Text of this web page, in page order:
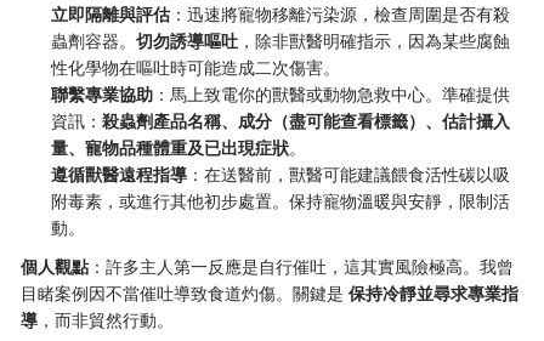
立即隔離與評估 ：迅速將寵物移離污染源，檢查周圍是否有殺
蟲劑容器。切勿誘導嘔吐 ，除非獸醫明確指示，因為某些腐蝕
性化學物在嘔吐時可能造成二次傷害。
聯繫專業協助 ：馬上致電你的獸醫或動物急救中心。準確提供
資訊：殺蟲劑產品名稱、成分（盡可能查看標籤）、估計攝入
量、寵物品種體重及已出現症狀。
遵循獸醫遠程指導 ：在送醫前，獸醫可能建議餵食活性碳以吸
附毒素，或進行其他初步處置。保持寵物溫暖與安靜，限制活
動。
個人觀點 ：許多主人第一反應是自行催吐，這其實風險極高。我曾
目睹案例因不當催吐導致食道灼傷。關鍵是保持冷靜並尋求專業指
導 ，而非貿然行動。